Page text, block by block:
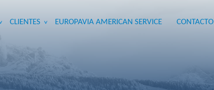
CLIENTES > EUROPAVIA AMERICAN SERVICE CONTACTO